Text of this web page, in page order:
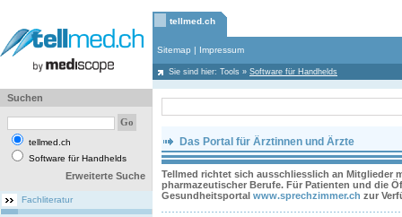
tellmed.ch
Sitemap | Impressum
Sie sind hier: Tools » Software für Handhelds
Suchen
tellmed.ch
Software für Handhelds
Erweiterte Suche
Fachliteratur
Das Portal für Ärztinnen und Ärzte
Tellmed richtet sich ausschliesslich an Mitglieder
pharmazeutischer Berufe. Für Patienten und die
Gesundheitsportal www.sprechzimmer.ch zur